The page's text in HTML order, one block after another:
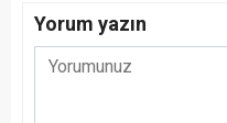
Yorum yazın